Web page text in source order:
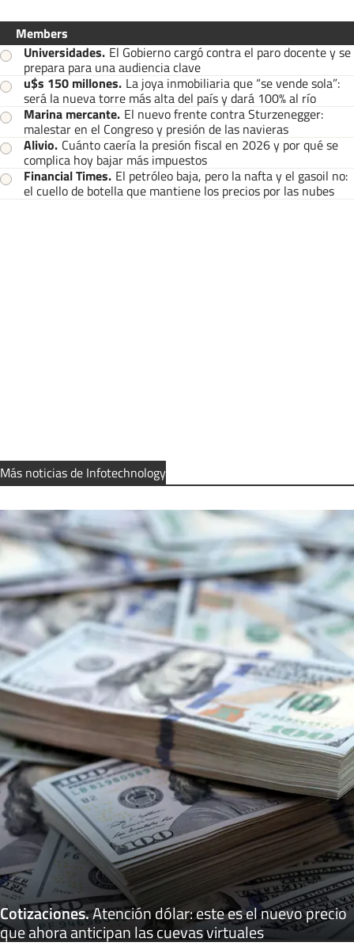
Members
Universidades. El Gobierno cargó contra el paro docente y se
prepara para una audiencia clave
u$s 150 millones. La joya inmobiliaria que “se vende sola”:
será la nueva torre más alta del país y dará 100% al río
Marina mercante. El nuevo frente contra Sturzenegger:
malestar en el Congreso y presión de las navieras
Alivio. Cuánto caería la presión fiscal en 2026 y por qué se
complica hoy bajar más impuestos
Financial Times. El petróleo baja, pero la nafta y el gasoil no:
el cuello de botella que mantiene los precios por las nubes
Más noticias de Infotechnology
Cotizaciones.Atención dólar: este es el nuevo precio
que ahora anticipan las cuevas virtuales